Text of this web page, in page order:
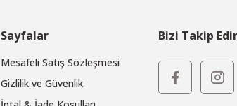
Sayfalar
Mesafeli Satış Sözleşmesi
Gizlilik ve Güvenlik
Bizi Takip